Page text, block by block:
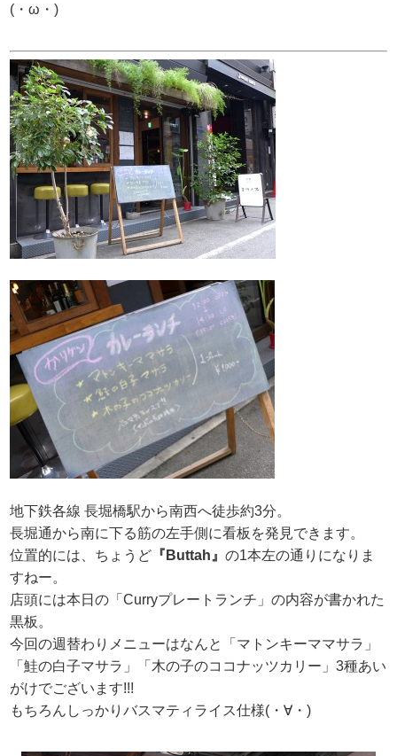
(・ω・)
地下鉄各線 長堀橋駅から南西へ徒歩約3分。
長堀通から南に下る筋の左手側に看板を発見できます。
位置的には、ちょうど 『Buttah』の1本左の通りになりま
すねー。
店頭には本日の「Curryプレートランチ」の内容が書かれた
黒板。
今回の週替わりメニューはなんと「マトンキーママサラ」
「鮭の白子マサラ」「木の子のココナッツカリー」3種あい
がけでございます!!!
もちろんしっかりバスマティライス仕様(・∀・)